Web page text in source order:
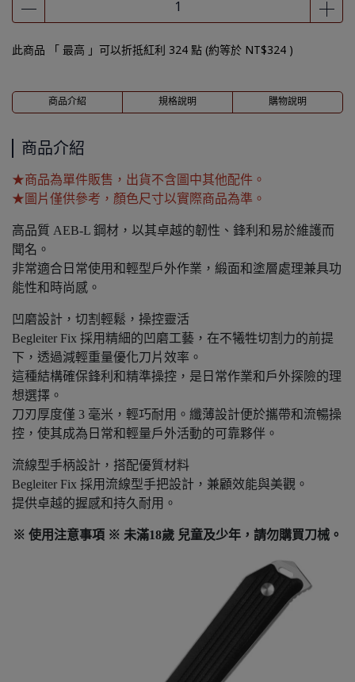
此商品 「 最高 」可以折抵紅利 324 點 (約等於 NT$324 )
商品介紹 規格說明 購物說明
商品介紹
★商品為單件販售，出貨不含圖中其他配件。
★圖片僅供參考，顏色尺寸以實際商品為準。
高品質 AEB-L 鋼材，以其卓越的韌性、鋒利和易於維護而
聞名。
非常適合日常使用和輕型戶外作業，緞面和塗層處理兼具功
能性和時尚感。
凹磨設計，切割輕鬆，操控靈活
Begleiter Fix 採用精細的凹磨工藝，在不犧牲切割力的前提
下，透過減輕重量優化刀片效率。
這種結構確保鋒利和精準操控，是日常作業和戶外探險的理
想選擇。
刀刃厚度僅 3 毫米，輕巧耐用。纖薄設計便於攜帶和流暢操
控，使其成為日常和輕量戶外活動的可靠夥伴。
流線型手柄設計，搭配優質材料
Begleiter Fix 採用流線型手把設計，兼顧效能與美觀。
提供卓越的握感和持久耐用。
※ 使用注意事項 ※ 未滿18歲 兒童及少年，請勿購買刀械。